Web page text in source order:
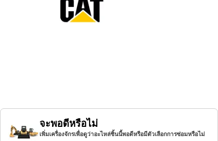
จะพอดีหรือไม่
เพิ่มเครื่องจักรเพื่อดูว่าอะไหล่ชิ้นนี้พอดีหรือมีตัวเลือกการซ่อมหรือไม่